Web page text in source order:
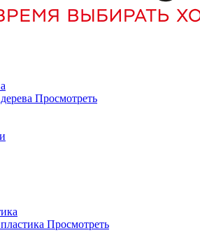
Просмотреть
Просмотреть